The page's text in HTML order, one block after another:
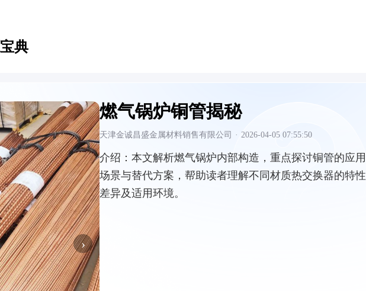
典
›
燃气锅炉铜管揭秘
天津金诚昌盛金属材料销售有限公司 · 2026-04-05 07:55:50
介绍： 本文解析燃气锅炉内部构造，重点探讨铜管的应用
场景与替代方案，帮助读者理解不同材质热交换器的特性
差异及适用环境。